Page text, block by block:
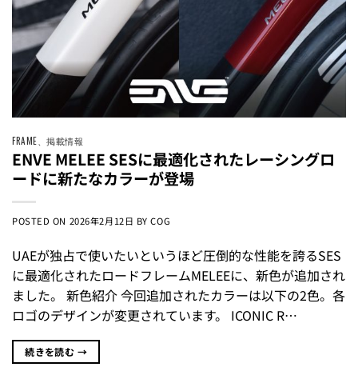
FRAME 、掲載情報
ENVE MELEE SESに最適化されたレーシングロ
ードに新たなカラーが登場
POSTED ON 2026年2月12日 BYCOG
UAEが独占で使いたいというほど圧倒的な性能を誇るSES
に最適化されたロードフレームMELEEに、新色が追加され
ました。 新色紹介 今回追加されたカラーは以下の2色。各
ロゴのデザインが変更されています。 ICONIC R…
続きを読む →